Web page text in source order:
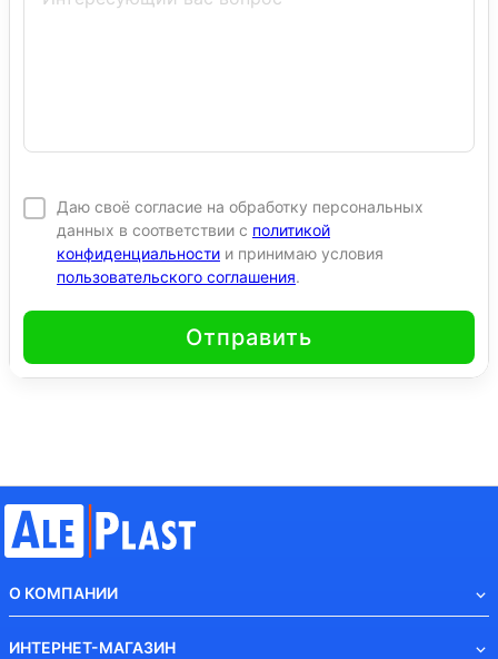
Даю своё согласие на обработку персональных
данных в соответствии с политикой
конфиденциальности и принимаю условия
пользовательского соглашения.
Отправить
О КОМПАНИИ
ИНТЕРНЕТ-МАГАЗИН